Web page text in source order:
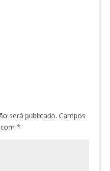
será publicado. Campos
*